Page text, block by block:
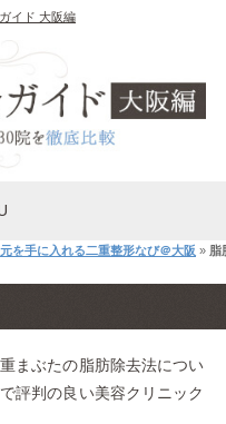
イド 大阪編
を手に入れる二重整形なび＠大阪 » 脂
まぶたの脂肪除去法につい
評判の良い美容クリニック